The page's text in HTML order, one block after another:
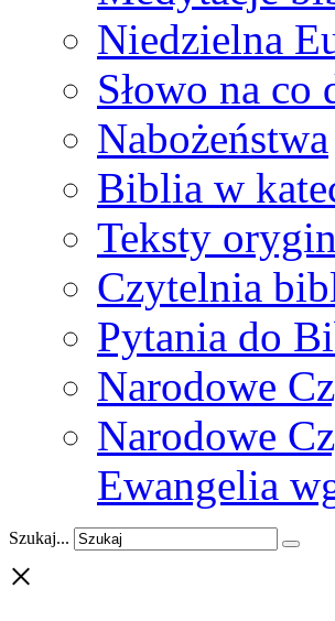
Niedzielna
Słowo na co
Nabożeństwa
Biblia w
Teksty
Czytelnia
Pytania do
Narodowe
Narodowe
Ewangelia
Szukaj...
×